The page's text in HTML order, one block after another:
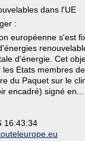
dans l'UE
:
européenne s'est
d'énergie. Cet
Etats membres
du Paquet sur le
encadré) signé en...
16:43:34